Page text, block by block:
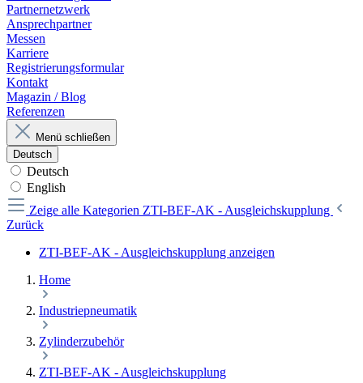
Partnernetzwerk
Ansprechpartner
Messen
Karriere
Registrierungsformular
Kontakt
Magazin / Blog
Referenzen
Menü schließen
Deutsch
Deutsch
English
Zeige alle Kategorien ZTI-BEF-AK - Ausgleichskupplung
Zurück
ZTI-BEF-AK - Ausgleichskupplung anzeigen
Home
Industriepneumatik
Zylinderzubehör
ZTI-BEF-AK - Ausgleichskupplung